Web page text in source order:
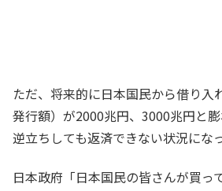
ただ、将来的に日本国民から借り入
発行額）が2000兆円、3000兆円と
逆立ちしても返済できない状況にな
日本政府「日本国民の皆さんが買っ